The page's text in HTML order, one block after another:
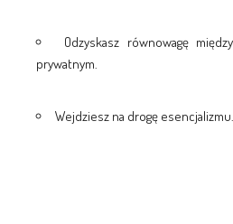
Odzyskasz równowagę
prywatnym.
Wejdziesz na drogę esencjalizmu.